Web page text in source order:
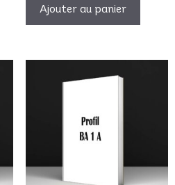
Ajouter au panier